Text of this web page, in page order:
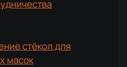
стёкол для
масок